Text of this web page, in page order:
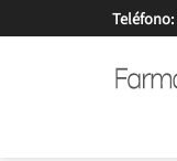
Teléfono: